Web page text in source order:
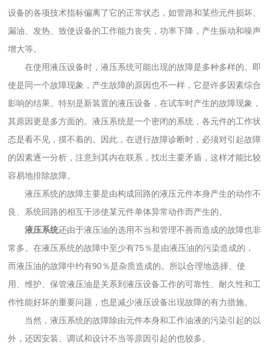
设备的各项技术指标偏离了它的正常状态，如管路和某些元件损坏、
漏油、发热、致使设备的工作能力丧失，功率下降，产生振动和噪声
增大等。
在使用液压设备时，液压系统可能出现的故障是多种多样的。即
使是同一个故障现象，产生故障的原因也不一样，它是许多因素综合
影响的结果。特别是新装置的液压设备，在试车时产生的故障现象，
其原因更是多方面的。液压系统是一个密闭的系统，各元件的工作状
态是看不见，摸不着的。因此，在进行故障诊断时，必须对引起故障
的因素逐一分析，注意到其内在联系，找出主要矛盾，这样才能比较
容易地排除故障。
液压系统的故障主要是由构成回路的液压元件本身产生的动作不
良、系统回路的相互干涉使某元件单体异常动作而产生的。
液压系统还由于液压油的选用不当和管理不善而造成的故障也非
常多。在液压系统的故障中至少有75％是由液压油的污染造成的，
而液压油的故障中约有90％是杂质造成的。所以合理地选择、使
用、维护、保管液压油是关系到液压设备工作的可靠性、耐久性和工
作性能好坏的重要问题，也是减少液压设备出现故障的有力措施。
当然，液压系统的故障除由元件本身和工作油液的污染引起的以
外，还因安装、调试和设计不当等原因引起的也较多。